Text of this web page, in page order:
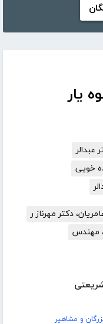
یار
عبدالر
خویی
دکتر مهرناز ر
مهندس
و مشاهیر